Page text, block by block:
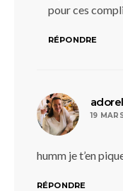
pour ces
RÉPONDRE
19
humm je t’en
RÉPONDRE